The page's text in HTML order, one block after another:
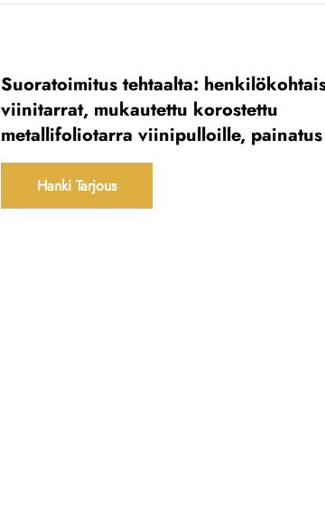
Suoratoimitus tehtaalta:
viinitarrat, mukautettu korostettu
metallifoliotarra viinipulloille, painatus
Hanki Tarjous